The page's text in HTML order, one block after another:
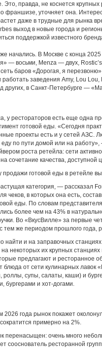
Это, правда, не коснется
франшизе, уточняет она.
даже в трудные для рынка
выход в новые города и
поддержкой известного
начались. В Москве с конца
— восьми, Menza — двух,
баров «Дорогая, я
работать заведения Amy, Lou
других, в Санкт-Петербурге —
у рестораторов есть еще одна
готовой еды. «Сегодня
проекты есть и у сетей АЗС.
еду по пути домой или на
роста ретейла: сети
сочетание качества, доступной
продажи готовой еды в ретейле
категория, — рассказал
чеков, в которых она есть,
еды. По словам
более чем на 43% в
Во «ВкусВилле» за первые
же периодом прошлого года,
найти и на заправочных
некоторых их крупных
предлагают и ресторанное
блюда от сети кулинарных лавок
роллы, супы, салаты, каши) и
бургерами и хот-догами.
2026 года рынок покажет
примерно на 2%.
перенасыщен: очень много
сооснователь ресторанной